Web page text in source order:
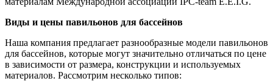
Виды и цены павильонов для бассейнов
Наша компания предлагает разнообразные модели павильонов
для бассейнов, которые могут значительно отличаться по цене
в зависимости от размера, конструкции и используемых
материалов. Рассмотрим несколько типов: